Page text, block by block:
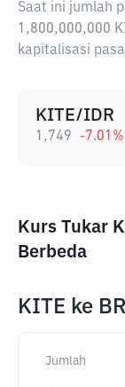
Saat ini jumlah
1,800,000,000
kapitalisasi
KITE/IDR
1,749 -7.01 %
Kurs Tukar
Berbeda
KITE ke
Jumlah